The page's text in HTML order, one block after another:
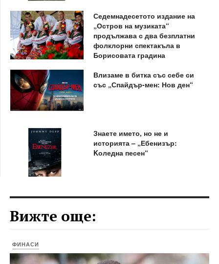
Седемнадесетото издание на
„Остров на музиката“
продължава с два безплатни
фолклорни спектакъла в
Борисовата градина
Влизаме в битка със себе си
със „Спайдър-мен: Нов ден“
Знаете името, но не и
историята – „Ебенизър:
Kоледна песен“
Вижте още:
ФИНАСИ